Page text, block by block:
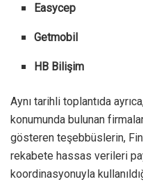
Easycep
Getmobil
HB Bilişim
Aynı tarihli toplantıda
konumunda bulunan
gösteren teşebbüslerin,
rekabete hassas verileri
koordinasyonuyla